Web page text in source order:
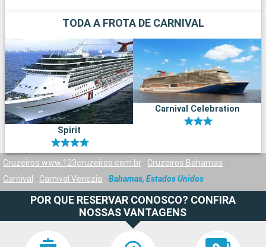
TODA A FROTA DE CARNIVAL
Spirit
Carnival Celebration
Cruzeiros www.123cruzeiros.com.br
Cruzeiros Bahamas
Carnival
Carnival Venezia Bahamas, Estados Unidos
POR QUE RESERVAR CONOSCO? CONFIRA
NOSSAS VANTAGENS